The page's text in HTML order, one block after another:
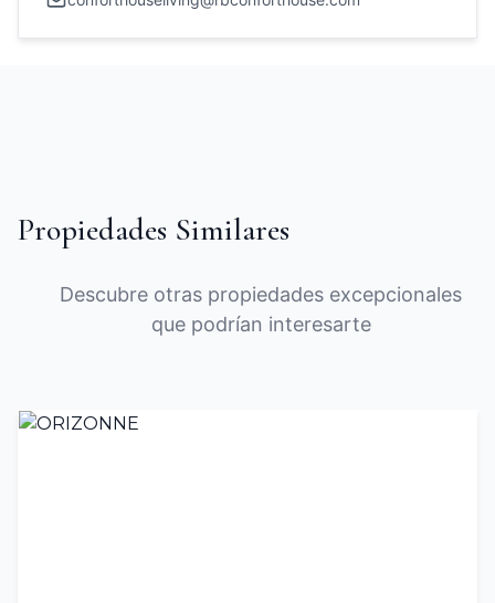
Propiedades Similares
Descubre otras propiedades excepcionales
que podrían interesarte